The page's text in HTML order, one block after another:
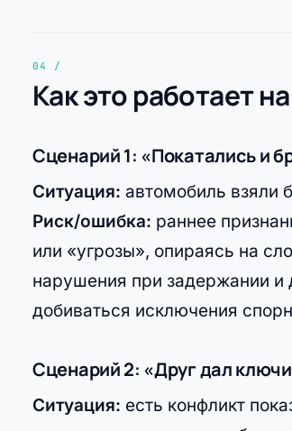
Как это работает
Сценарий 1: «Покатались и
Ситуация: автомобиль взяли
Риск/ошибка: раннее
или «угрозы», опираясь на
нарушения при задержании и
добиваться исключения
Сценарий 2: «Друг дал
Ситуация: есть конфликт